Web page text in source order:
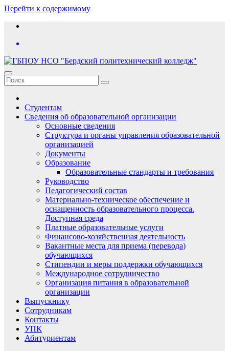
Перейти к содержимому
Студентам
Сведения об образовательной организации
Основные сведения
Структура и органы управления образовательной
организацией
Документы
Образование
Образовательные стандарты и требования
Руководство
Педагогический состав
Материально-техническое обеспечение и
оснащенность образовательного процесса.
Доступная среда
Платные образовательные услуги
Финансово-хозяйственная деятельность
Вакантные места для приема (перевода)
обучающихся
Стипендии и меры поддержки обучающихся
Международное сотрудничество
Организация питания в образовательной
организации
Выпускнику
Сотрудникам
Контакты
УПК
Абитуриентам